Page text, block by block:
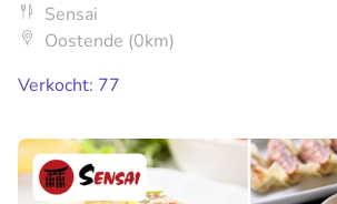
Sensai
Oostende (0km)
Verkocht: 77